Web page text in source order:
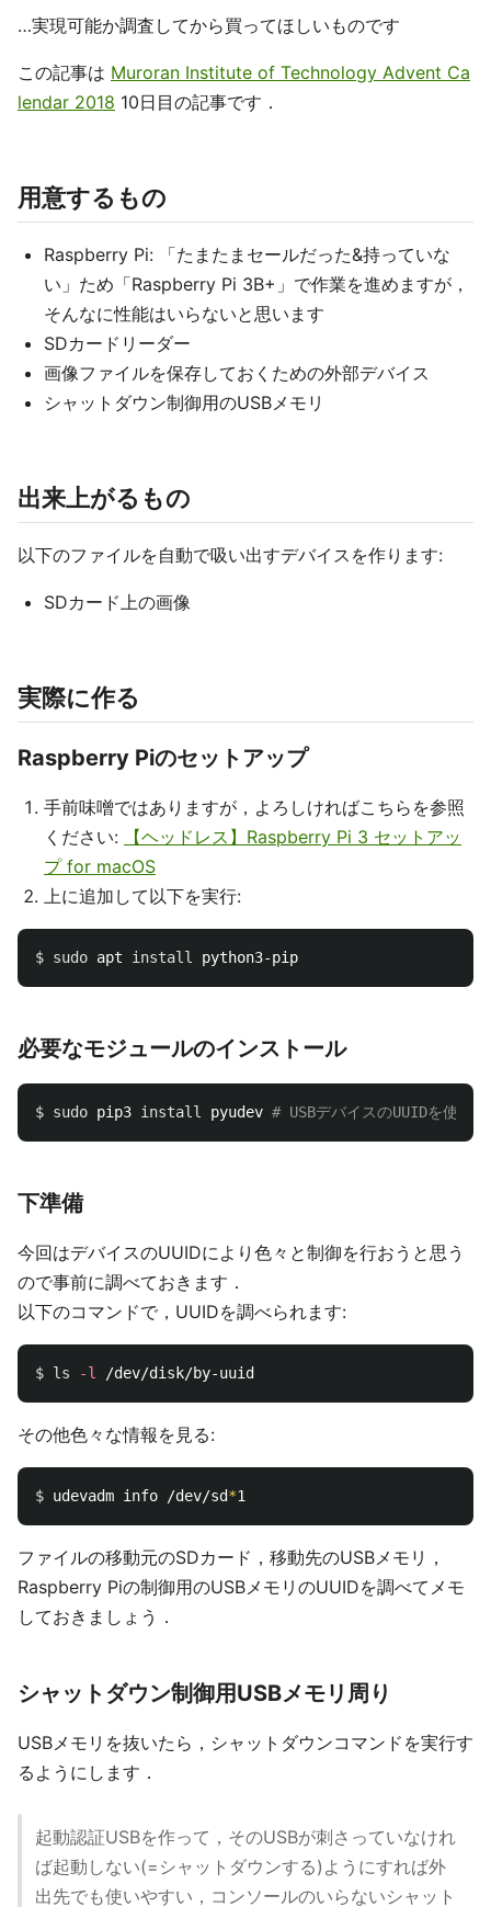
…実現可能か調査してから買ってほしいものです
この記事は Muroran Institute of Technology Advent Ca
lendar 2018 10日目の記事です．
用意するもの
Raspberry Pi: 「たまたまセールだった&持っていな
い」ため「Raspberry Pi 3B+」で作業を進めますが，
そんなに性能はいらないと思います
SDカードリーダー
画像ファイルを保存しておくための外部デバイス
シャットダウン制御用のUSBメモリ
出来上がるもの
以下のファイルを自動で吸い出すデバイスを作ります:
SDカード上の画像
実際に作る
Raspberry Piのセットアップ
手前味噌ではありますが，よろしければこちらを参照
ください:
【ヘッドレス】Raspberry Pi 3 セットアッ
プ for macOS
上に追加して以下を実行:
$ sudo apt install
必要なモジュールのインストール
$ sudo pip3 install pyudev # USBデバイスのUUIDを使う
下準備
今回はデバイスのUUIDにより色々と制御を行おうと思う
ので事前に調べておきます．
以下のコマンドで，UUIDを調べられます:
$ ls -l
その他色々な情報を見る:
$ udevadm info /dev/sd*
ファイルの移動元のSDカード，移動先のUSBメモリ，
Raspberry Piの制御用のUSBメモリのUUIDを調べてメモ
しておきましょう．
シャットダウン制御用USBメモリ周り
USBメモリを抜いたら，シャットダウンコマンドを実行す
るようにします．
起動認証USBを作って，そのUSBが刺さっていなけれ
ば起動しない(=シャットダウンする)ようにすれば外
出先でも使いやすい，コンソールのいらないシャット